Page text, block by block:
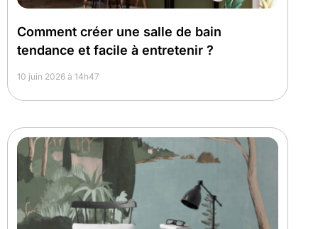
Comment créer une salle de bain
tendance et facile à entretenir ?
10 juin 2026 à 14h47